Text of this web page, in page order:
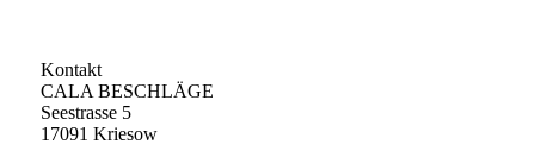
Kontakt
CALA BESCHLÄGE
Seestrasse 5
17091 Kriesow